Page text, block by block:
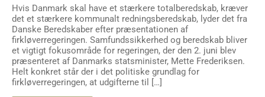
Hvis Danmark skal have et stærkere totalberedskab, kræver
det et stærkere kommunalt redningsberedskab, lyder det fra
Danske Beredskaber efter præsentationen af
firkløverregeringen. Samfundssikkerhed og beredskab bliver
et vigtigt fokusområde for regeringen, der den 2. juni blev
præsenteret af Danmarks statsminister, Mette Frederiksen.
Helt konkret står der i det politiske grundlag for
firkløverregeringen, at udgifterne til […]